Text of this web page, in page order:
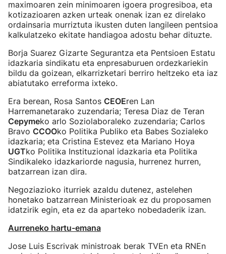
maximoaren zein minimoaren igoera progresiboa, eta
kotizazioaren azken urteak onenak izan ez direlako
ordainsaria murriztuta ikusten duten langileen pentsioa
kalkulatzeko ekitate handiagoa adostu behar dituzte.
Borja Suarez Gizarte Segurantza eta Pentsioen Estatu
idazkaria sindikatu eta enpresaburuen ordezkariekin
bildu da goizean, elkarrizketari berriro heltzeko eta iaz
abiatutako erreforma ixteko.
Era berean, Rosa Santos CEOEren Lan
Harremanetarako zuzendaria; Teresa Diaz de Teran
Cepymeko arlo Soziolaboraleko zuzendaria; Carlos
Bravo CCOOko Politika Publiko eta Babes Sozialeko
idazkaria; eta Cristina Estevez eta Mariano Hoya
UGTko Politika Instituzional idazkaria eta Politika
Sindikaleko idazkariorde nagusia, hurrenez hurren,
batzarrean izan dira.
Negoziazioko iturriek azaldu dutenez, astelehen
honetako batzarrean Ministerioak ez du proposamen
idatzirik egin, eta ez da aparteko nobedaderik izan.
Aurreneko hartu-emana
Jose Luis Escrivak ministroak berak TVEn eta RNEn